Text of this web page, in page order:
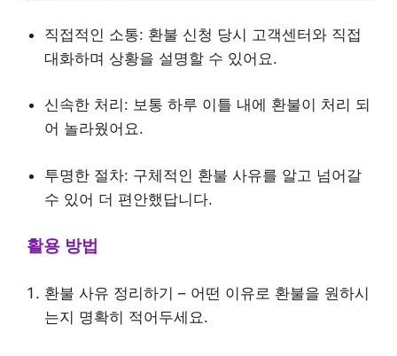
직접적인 소통: 환불 신청 당시 고객센터와 직접
대화하며 상황을 설명할 수 있어요.
신속한 처리: 보통 하루 이틀 내에 환불이 처리 되
어 놀라웠어요.
투명한 절차: 구체적인 환불 사유를 알고 넘어갈
수 있어 더 편안했답니다.
활용 방법
환불 사유 정리하기 – 어떤 이유로 환불을 원하시
는지 명확히 적어두세요.